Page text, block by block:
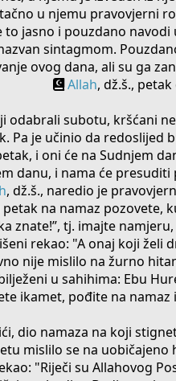
u njemu pravovjerni
to jasno i pouzdano
sintagmom.
ovog dana, ali su ga
Allah, dž.š.,
odabrali subotu, kršćani
Pa je učinio da redoslijed
i oni će na Sudnjem
danu, i nama će
, dž.š., naredio je
petak na namaz
znate!”, tj. imajte
rekao: "A onaj koji želi
nije mislilo na žurno
u sahihima: Ebu
ikamet, pođite na
dio namaza na koji
mislilo se na uobičajeno
"Riječi su Allahovog